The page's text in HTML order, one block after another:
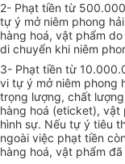
2- Phạt tiền từ
tự ý mở niêm phong
hàng hoá, vật phẩm
di chuyển khi niêm
3- Phạt tiền từ
vi tự ý mở niêm phong
trọng lượng, chất
hàng hoá (eticket), vật
hình sự. Nếu tự ý tiêu
ngoài việc phạt tiền
hàng hoá, vật phẩm